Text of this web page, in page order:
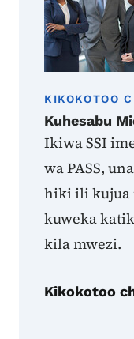
KIKOKOTOO
Kuhesabu
Ikiwa SSI
wa PASS,
hiki ili kujua
kuweka
kila mwezi.
Kikokotoo